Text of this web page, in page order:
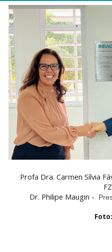
Profa Dra. Carmen Sílvia
Dr. Philipe Maugin -